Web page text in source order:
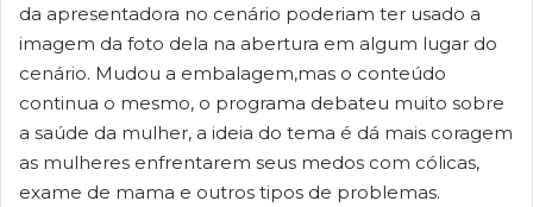
da apresentadora no cenário poderiam ter usado a
imagem da foto dela na abertura em algum lugar do
cenário. Mudou a embalagem,mas o conteúdo
continua o mesmo, o programa debateu muito sobre
a saúde da mulher, a ideia do tema é dá mais coragem
as mulheres enfrentarem seus medos com cólicas,
exame de mama e outros tipos de problemas.